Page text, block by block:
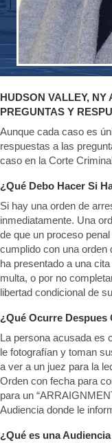
HUDSON VALLEY,
PREGUNTAS Y
Aunque cada caso es
respuestas a las
caso en la Corte
¿Qué Debo Hacer Si
Si hay una orden de
inmediatamente. Una
de que un proceso
cumplido con una orden
ha presentado a una
multa, o por no
libertad condicional de
¿Qué Ocurre Despues
La persona acusada es
le fotografían y toman
a ver a un juez para la
Orden con fecha para
para un
Audiencia donde le
¿Qué es una